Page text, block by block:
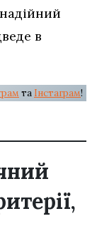
в
та Інстаграм!